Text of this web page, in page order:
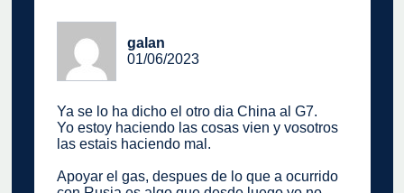
galan
01/06/2023
Ya se lo ha dicho el otro dia China al G7.
Yo estoy haciendo las cosas vien y vosotros
las estais haciendo mal.
Apoyar el gas, despues de lo que a ocurrido